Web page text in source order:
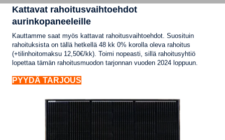
Kattavat rahoitusvaihtoehdot
aurinkopaneeleille
Kauttamme saat myös kattavat rahoitusvaihtoehdot. Suosituin
rahoituksista on tällä hetkellä 48 kk 0% korolla oleva rahoitus
(+tilinhoitomaksu 12,50€/kk). Toimi nopeasti, sillä rahoitusyhtiö
lopettaa tämän rahoitusmuodon tarjonnan vuoden 2024 loppuun.
PYYDÄ TARJOUS